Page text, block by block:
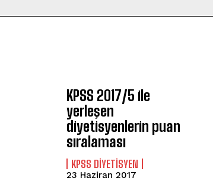
KPSS 2017/5 ile
yerleşen
diyetisyenlerin puan
sıralaması
KPSS DIYETISYEN
23 Haziran 2017